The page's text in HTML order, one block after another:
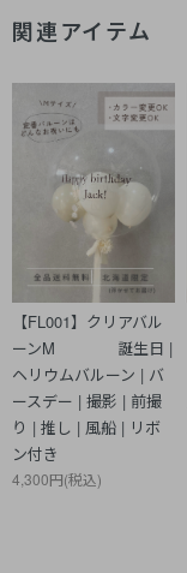
関連アイテム
【FL001】クリアバル
ーンM 誕生日 |
ヘリウムバルーン | バ
ースデー | 撮影 | 前撮
り | 推し | 風船 | リボ
ン付き
4,300円(税込)